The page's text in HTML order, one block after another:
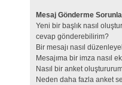
Mesaj Gönderme
Yeni bir başlık nasıl
cevap gönderebilirim?
Bir mesajı nasıl
Mesajıma bir imza nasıl
Nasıl bir anket
Neden daha fazla anket